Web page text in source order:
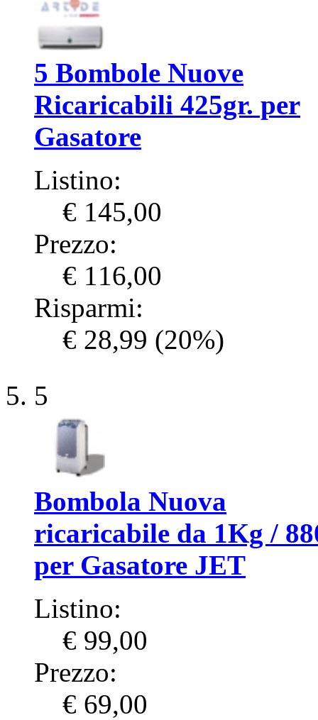
5 Bombole Nuove
Ricaricabili 425gr. per
Gasatore
Listino:
€ 145,00
Prezzo:
€ 116,00
Risparmi:
€ 28,99 (20%)
5
Bombola Nuova
ricaricabile da 1Kg /
per Gasatore JET
Listino:
€ 99,00
Prezzo:
€ 69,00